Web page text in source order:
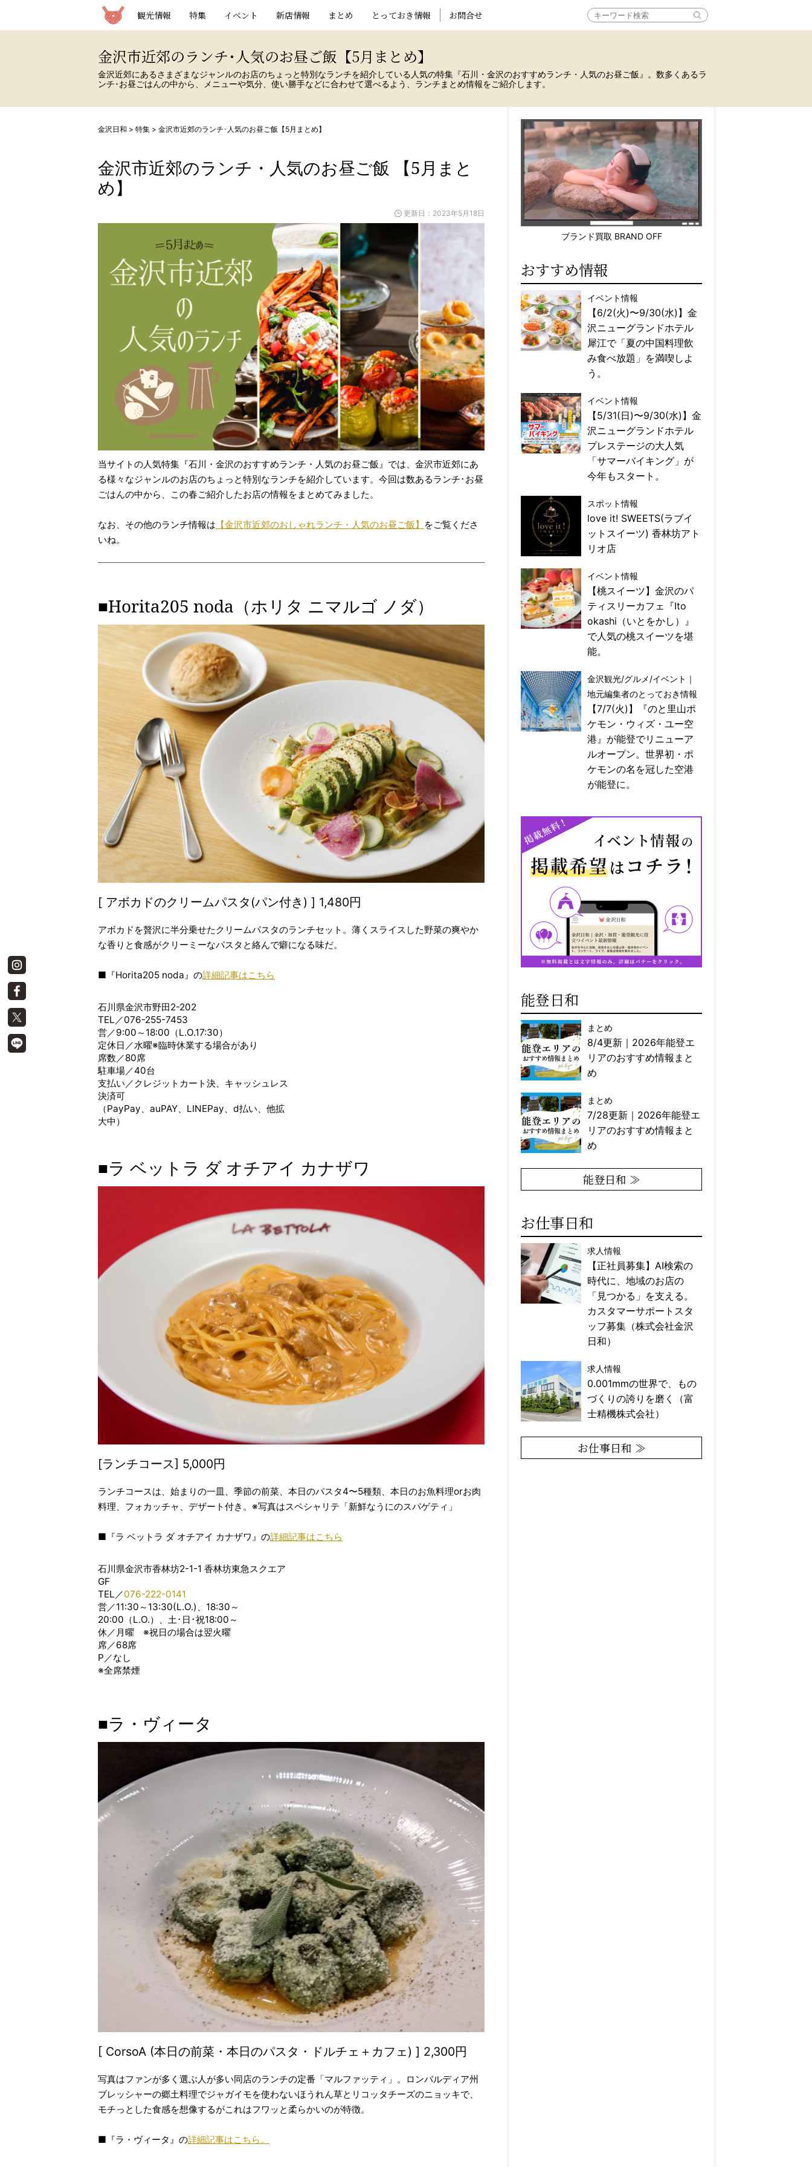
観光情報 特集 イベント 新店情報 まとめ とっておき情報 お問合せ
金沢市近郊のランチ･人気のお昼ご飯【5月まとめ】
金沢近郊にあるさまざまなジャンルのお店のちょっと特別なランチを紹介している人気の特集『石川・金沢のおすすめランチ・人気のお昼ご飯』。数多くあるラ
ンチ･お昼ごはんの中から、メニューや気分、使い勝手などに合わせて選べるよう、ランチまとめ情報をご紹介します。
金沢日和 > 特集 > 金沢市近郊のランチ･人気のお昼ご飯【5月まとめ】
金沢市近郊のランチ・人気のお昼ご飯
【5月まと
め】
更新日：2023年5月18日
当サイトの人気特集『石川・金沢のおすすめランチ・人気のお昼ご飯』では、金沢市近郊にあ
る様々なジャンルのお店のちょっと特別なランチを紹介しています。今回は数あるランチ･お昼
ごはんの中から、この春ご紹介したお店の情報をまとめてみました。
なお、その他のランチ情報は 【金沢市近郊のおしゃれランチ・人気のお昼ご飯】
をご覧くださ
いね。
■Horita205 noda（ホリタ ニマルゴ ノダ）
[ アボカドのクリームパスタ(パン付き) ] 1,480円
アボカドを贅沢に半分乗せたクリームパスタのランチセット。薄くスライスした野菜の爽やか
な香りと食感がクリーミーなパスタと絡んで癖になる味だ。
■『Horita205 noda』の詳細記事はこちら
石川県金沢市野田2-202
TEL／076-255-7453
営／9:00～18:00（L.O.17:30）
定休日／水曜※臨時休業する場合があり
席数／80席
駐車場／40台
支払い／クレジットカート決、キャッシュレス
決済可
（PayPay、auPAY、LINEPay、d払い、他拡
大中）
■ラ ベットラ ダ オチアイ カナザワ
[ランチコース] 5,000円
ランチコースは、始まりの一皿、季節の前菜、本日のパスタ4〜5種類、本日のお魚料理orお肉
料理、フォカッチャ、デザート付き。※写真はスペシャリテ「新鮮なうにのスパゲティ」
■『ラ ベットラ ダ オチアイ カナザワ』の詳細記事はこちら
石川県金沢市香林坊2-1-1 香林坊東急スクエア
GF
TEL／076-222-0141
営／11:30～13:30(L.O.)、18:30～
20:00（L.O.）、土･日･祝18:00～
休／月曜 ※祝日の場合は翌火曜
席／68席
P／なし
※全席禁煙
■ラ・ヴィータ
[ CorsoA (本日の前菜・本日のパスタ・ドルチェ＋カフェ) ] 2,300円
写真はファンが多く選ぶ人が多い同店のランチの定番「マルファッティ」。ロンバルディア州
ブレッシャーの郷土料理でジャガイモを使わないほうれん草とリコッタチーズのニョッキで、
モチっとした食感を想像するがこれはフワッと柔らかいのが特徴。
■『ラ・ヴィータ』の詳細記事はこちら。
ブランド買取 BRAND OFF
おすすめ情報
イベント情報
【6/2(火)〜9/30(水)】金
沢ニューグランドホテル
犀江で「夏の中国料理飲
み食べ放題」を満喫しよ
う。
イベント情報
【5/31(日)〜9/30(水)】金
沢ニューグランドホテル
プレステージの大人気
「サマーバイキング」が
今年もスタート。
スポット情報
love it! SWEETS(ラブイ
ットスイーツ) 香林坊アト
リオ店
イベント情報
【桃スイーツ】金沢のパ
ティスリーカフェ『Ito
okashi（いとをかし）』
で人気の桃スイーツを堪
能。
金沢観光/グルメ/イベント｜
地元編集者のとっておき情報
【7/7(火)】『のと里山ポ
ケモン・ウィズ・ユー空
港』が能登でリニューア
ルオープン。世界初・ポ
ケモンの名を冠した空港
が能登に。
能登日和
まとめ
8/4更新｜2026年能登エ
リアのおすすめ情報まと
め
まとめ
7/28更新｜2026年能登エ
リアのおすすめ情報まと
め
能登日和 ≫
お仕事日和
求人情報
【正社員募集】AI検索の
時代に、地域のお店の
「見つかる」を支える。
カスタマーサポートスタ
ッフ募集（株式会社金沢
日和）
求人情報
0.001mmの世界で、もの
づくりの誇りを磨く（富
士精機株式会社）
お仕事日和 ≫